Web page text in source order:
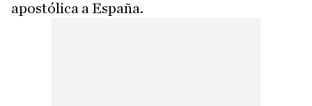
apostólica a España.